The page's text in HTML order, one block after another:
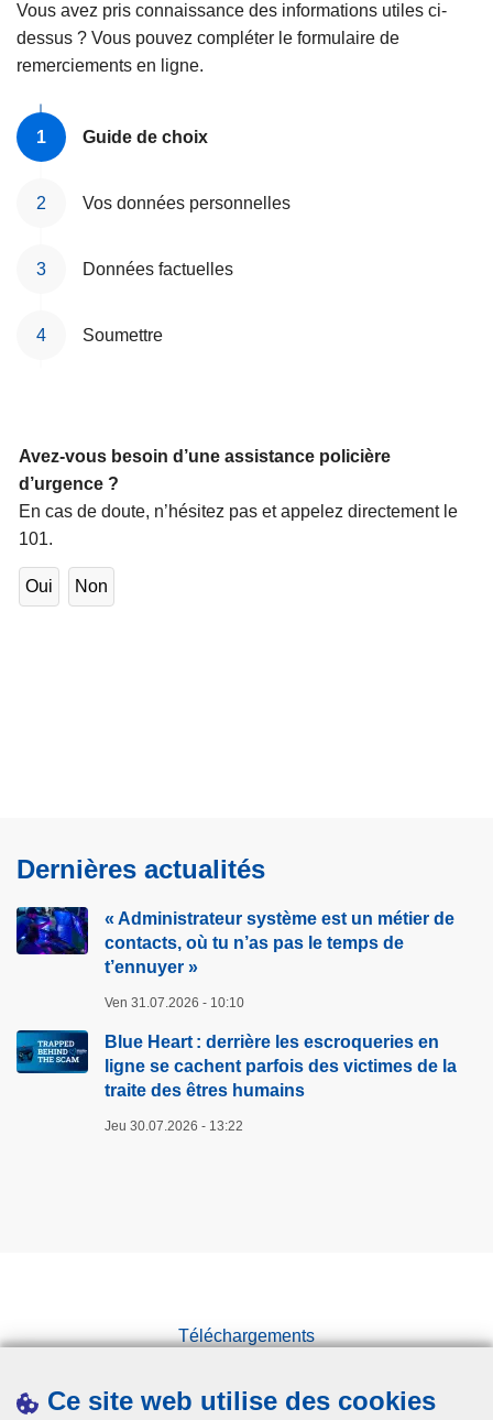
Ce site web utilise des cookies
Vous avez pris connaissance des informations utiles ci-
dessus ? Vous pouvez compléter le formulaire de
remerciements en ligne.
Guide de choix
Vos données personnelles
Données factuelles
Soumettre
Avez-vous besoin d’une assistance policière
d’urgence ?
En cas de doute, n’hésitez pas et appelez directement le
101.
Oui Non
Dernières actualités
« Administrateur système est un métier de
contacts, où tu n’as pas le temps de
t’ennuyer »
Ven 31.07.2026 - 10:10
Blue Heart : derrière les escroqueries en
ligne se cachent parfois des victimes de la
traite des êtres humains
Jeu 30.07.2026 - 13:22
Téléchargements
Statistiques